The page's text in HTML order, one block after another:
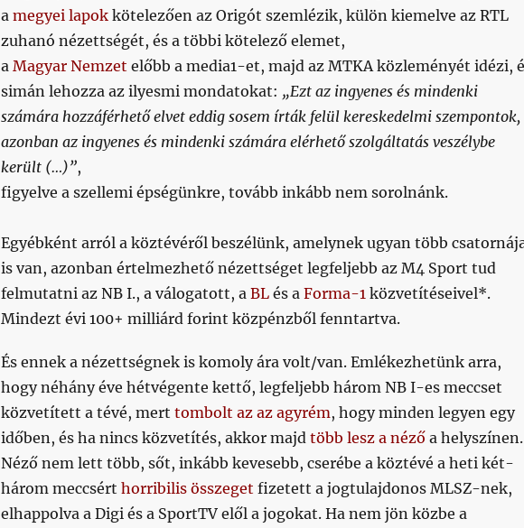
a megyei lapokkötelezően az Origót szemlézik, külön kiemelve az RTL
zuhanó nézettségét, és a többi kötelező elemet,
a Magyar Nemzet előbb a media1-et, majd az MTKA közleményét idézi,
simán lehozza az ilyesmi mondatokat: „Ezt az ingyenes és mindenki
számára hozzáférhető elvet eddig sosem írták felül kereskedelmi szempontok,
azonban az ingyenes és mindenki számára elérhető szolgáltatás veszélybe
került (…)”,
figyelve a szellemi épségünkre, tovább inkább nem sorolnánk.
Egyébként arról a köztévéről beszélünk, amelynek ugyan több
is van, azonban értelmezhető nézettséget legfeljebb az M4 Sport tud
felmutatni az NB I., a válogatott, a BLés a Forma-1 közvetítéseivel*.
Mindezt évi 100+ milliárd forint közpénzből fenntartva.
És ennek a nézettségnek is komoly ára volt/van. Emlékezhetünk arra,
hogy néhány éve hétvégente kettő, legfeljebb három NB I-es meccset
közvetített a tévé, mert tombolt az az agyrém, hogy minden legyen egy
időben, és ha nincs közvetítés, akkor majd több lesz a nézőa helyszínen.
Néző nem lett több, sőt, inkább kevesebb, cserébe a köztévé a heti két-
három meccsért horribilis összeget fizetett a jogtulajdonos MLSZ-nek,
elhappolva a Digi és a SportTV elől a jogokat. Ha nem jön közbe a